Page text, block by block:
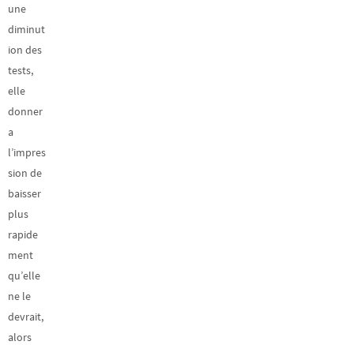
une
diminut
ion des
tests,
elle
donner
a
l’impres
sion de
baisser
plus
rapide
ment
qu’elle
ne le
devrait,
alors